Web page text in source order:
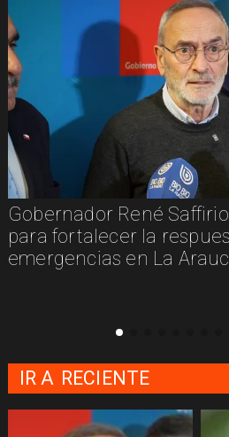
Saffirio anuncia plan
respuesta ante
La Araucanía
IR A RECIENTE